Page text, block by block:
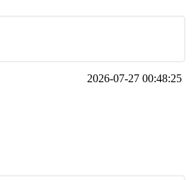
2026-07-27 00:48:25